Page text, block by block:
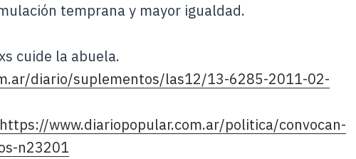
temprana y mayor igualdad.
cuide la abuela.
diario/suplementos/las12/13-6285-2011-02-
https://www.diariopopular.com.ar/politica/convocan-
n23201